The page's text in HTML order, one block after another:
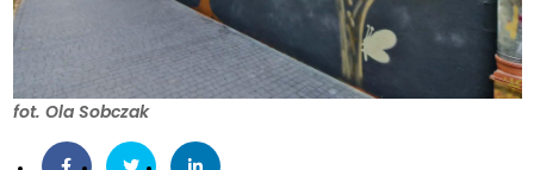
fot. Ola Sobczak